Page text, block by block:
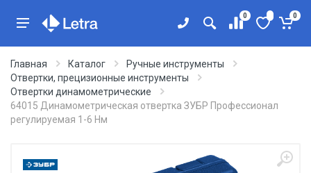
0 0
Главная Каталог
Ручные инструменты
Отвертки, прецизионные инструменты
Отвертки динамометрические
64015 Динамометрическая отвертка ЗУБР Профессионал
регулируемая 1-6 Нм